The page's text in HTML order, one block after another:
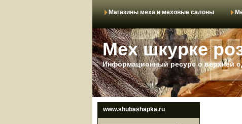
Магазины меха и меховые салоны
Мех шкурке
Информационный ресурс о верхней
www.shubashapka.ru